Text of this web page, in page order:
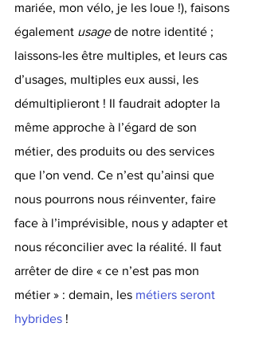
mariée, mon vélo, je les loue !), faisons
également usage de notre identité ;
laissons-les être multiples, et leurs cas
d’usages, multiples eux aussi, les
démultiplieront ! Il faudrait adopter la
même approche à l’égard de son
métier, des produits ou des services
que l’on vend. Ce n’est qu’ainsi que
nous pourrons nous réinventer, faire
face à l’imprévisible, nous y adapter et
nous réconcilier avec la réalité. Il faut
arrêter de dire « ce n’est pas mon
métier » : demain, les métiers seront
hybrides !